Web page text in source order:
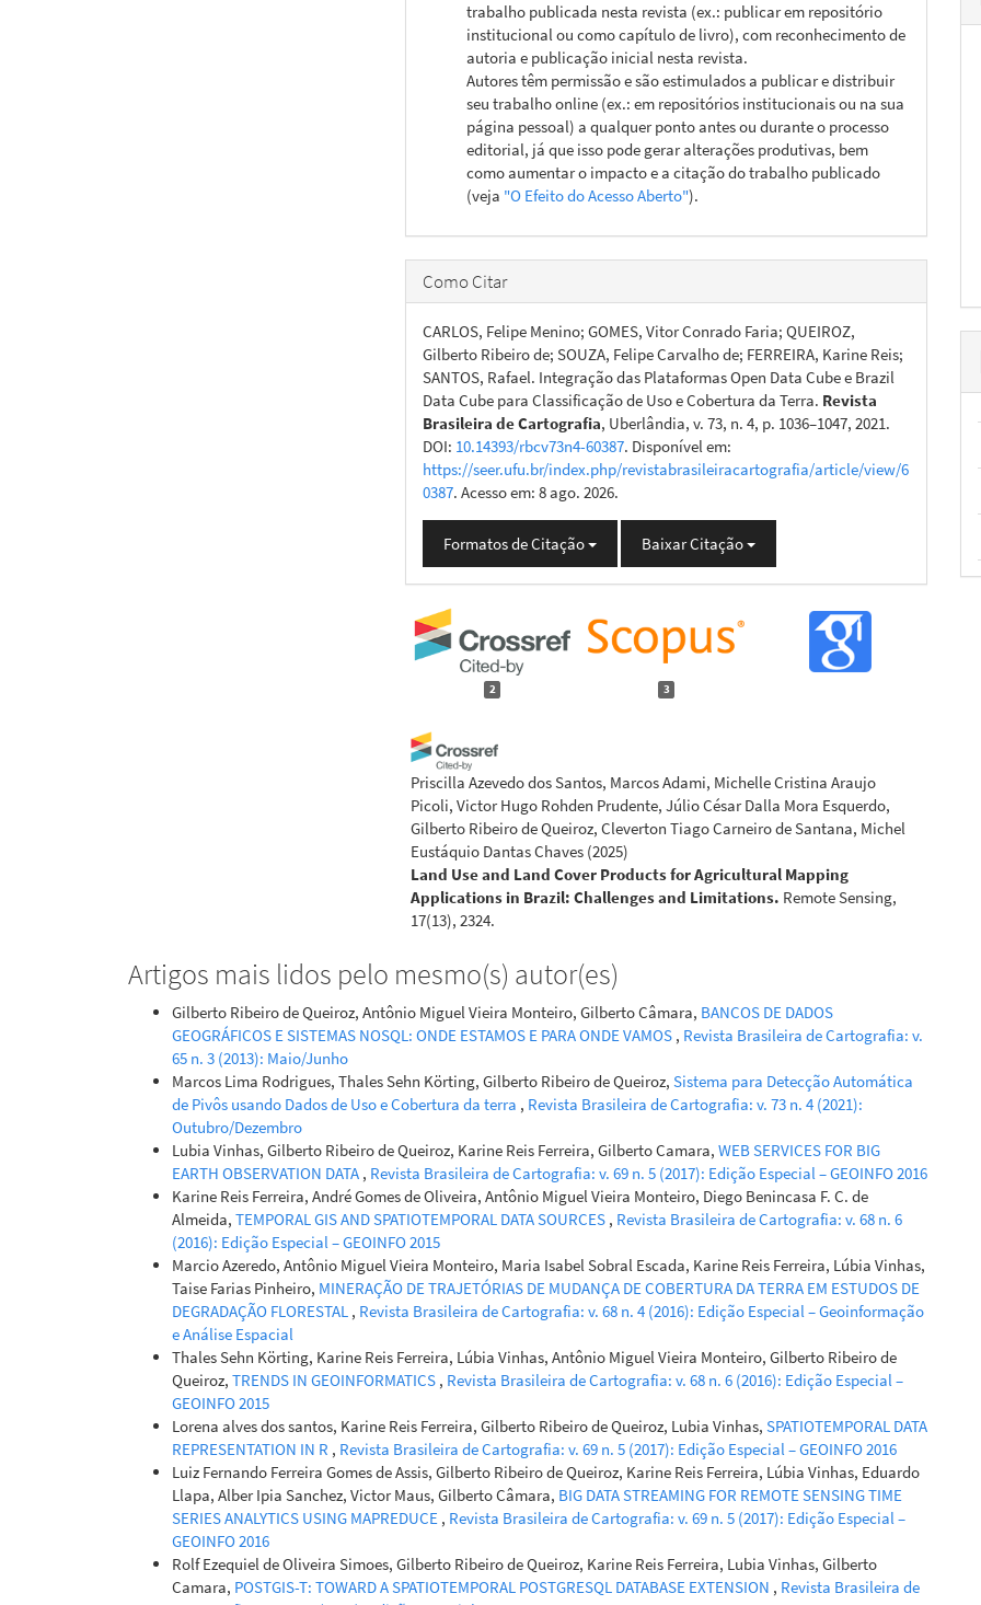
trabalho publicada nesta revista (ex.: publicar em repositório
institucional ou como capítulo de livro), com reconhecimento de
autoria e publicação inicial nesta revista.
Autores têm permissão e são estimulados a publicar e distribuir
seu trabalho online (ex.: em repositórios institucionais ou na sua
página pessoal) a qualquer ponto antes ou durante o processo
editorial, já que isso pode gerar alterações produtivas, bem
como aumentar o impacto e a citação do trabalho publicado
(veja "O Efeito do Acesso Aberto").
Como Citar
CARLOS, Felipe Menino; GOMES, Vitor Conrado Faria; QUEIROZ,
Gilberto Ribeiro de; SOUZA, Felipe Carvalho de; FERREIRA, Karine Reis;
SANTOS, Rafael. Integração das Plataformas Open Data Cube e Brazil
Data Cube para Classificação de Uso e Cobertura da Terra. Revista
Brasileira de Cartografia, Uberlândia, v. 73, n. 4, p. 1036–1047, 2021.
DOI: 10.14393/rbcv73n4-60387. Disponível em:
https://seer.ufu.br/index.php/revistabrasileiracartografia/article/view/6
0387. Acesso em: 8 ago. 2026.
Formatos de Citação Baixar Citação
2 3
Priscilla Azevedo dos Santos, Marcos Adami, Michelle Cristina Araujo
Picoli, Victor Hugo Rohden Prudente, Júlio César Dalla Mora Esquerdo,
Gilberto Ribeiro de Queiroz, Cleverton Tiago Carneiro de Santana, Michel
Eustáquio Dantas Chaves (2025)
Land Use and Land Cover Products for Agricultural Mapping
Applications in Brazil: Challenges and Limitations. Remote Sensing,
17(13), 2324.
Gregory Giuliani(2024)
Time-first approach for land cover mapping using big Earth
Lake Geneva region (Switzerland).Big Earth Data, 8(3), 435.
10.1080/20964471.2024.2323241
Silva I.d.S. (2026-03-26)
Using Brazil Data Cube and Satellite Image Time Series to map Land
Use and Land Cover around the reservoir of the Batalha Hydroelectric
Power Plant, Goiás (Brazil).ISPRS Annals of the Photogrammetry Remote
Sensing and Spatial Information Sciences, 10(3/W4-2025), 113-120.
10.5194/isprs-annals-X-3-W4-2025-113-2026
Artigos mais lidos pelo mesmo(s) autor(es)
Gilberto Ribeiro de Queiroz, Antônio Miguel Vieira Monteiro, Gilberto Câmara, BANCOS DE DADOS
GEOGRÁFICOS E SISTEMAS NOSQL: ONDE ESTAMOS E PARA ONDE VAMOS , Revista Brasileira de Cartografia: v.
65 n. 3 (2013): Maio/Junho
Marcos Lima Rodrigues, Thales Sehn Körting, Gilberto Ribeiro de Queiroz, Sistema para Detecção Automática
de Pivôs usando Dados de Uso e Cobertura da terra , Revista Brasileira de Cartografia: v. 73 n. 4 (2021):
Outubro/Dezembro
Lubia Vinhas, Gilberto Ribeiro de Queiroz, Karine Reis Ferreira, Gilberto Camara, WEB SERVICES FOR BIG
EARTH OBSERVATION DATA , Revista Brasileira de Cartografia: v. 69 n. 5 (2017): Edição Especial – GEOINFO 2016
Karine Reis Ferreira, André Gomes de Oliveira, Antônio Miguel Vieira Monteiro, Diego Benincasa F. C. de
Almeida, TEMPORAL GIS AND SPATIOTEMPORAL DATA SOURCES , Revista Brasileira de Cartografia: v. 68 n. 6
(2016): Edição Especial – GEOINFO 2015
Marcio Azeredo, Antônio Miguel Vieira Monteiro, Maria Isabel Sobral Escada, Karine Reis Ferreira, Lúbia Vinhas,
Taise Farias Pinheiro, MINERAÇÃO DE TRAJETÓRIAS DE MUDANÇA DE COBERTURA DA TERRA EM ESTUDOS DE
DEGRADAÇÃO FLORESTAL , Revista Brasileira de Cartografia: v. 68 n. 4 (2016): Edição Especial – Geoinformação
e Análise Espacial
Thales Sehn Körting, Karine Reis Ferreira, Lúbia Vinhas, Antônio Miguel Vieira Monteiro, Gilberto Ribeiro de
Queiroz, TRENDS IN GEOINFORMATICS , Revista Brasileira de Cartografia: v. 68 n. 6 (2016): Edição Especial –
GEOINFO 2015
Lorena alves dos santos, Karine Reis Ferreira, Gilberto Ribeiro de Queiroz, Lubia Vinhas, SPATIOTEMPORAL DATA
REPRESENTATION IN R , Revista Brasileira de Cartografia: v. 69 n. 5 (2017): Edição Especial – GEOINFO 2016
Luiz Fernando Ferreira Gomes de Assis, Gilberto Ribeiro de Queiroz, Karine Reis Ferreira, Lúbia Vinhas, Eduardo
Llapa, Alber Ipia Sanchez, Victor Maus, Gilberto Câmara, BIG DATA STREAMING FOR REMOTE SENSING TIME
SERIES ANALYTICS USING MAPREDUCE , Revista Brasileira de Cartografia: v. 69 n. 5 (2017): Edição Especial –
GEOINFO 2016
Rolf Ezequiel de Oliveira Simoes, Gilberto Ribeiro de Queiroz, Karine Reis Ferreira, Lubia Vinhas, Gilberto
Camara, POSTGIS-T: TOWARD A SPATIOTEMPORAL POSTGRESQL DATABASE EXTENSION , Revista Brasileira de